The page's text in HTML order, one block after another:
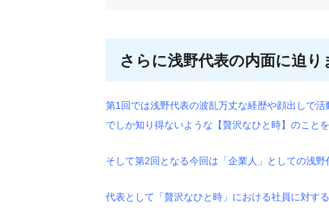
さらに浅野代表の内面に迫り
第1回では浅野代表の波乱万丈な経歴や顔出しで
でしか知り得ないような【贅沢なひと時】のこと
そして第2回となる今回は「企業人」としての浅野
代表として「贅沢なひと時」における社員に対す